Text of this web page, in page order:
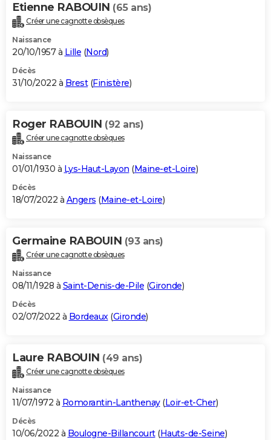
Etienne RABOUIN (65 ans)
Créer une cagnotte obsèques
Naissance
20/10/1957 à Lille (Nord)
Décès
31/10/2022 à Brest(Finistère)
Roger RABOUIN (92 ans)
Créer une cagnotte obsèques
Naissance
01/01/1930 à Lys-Haut-Layon (Maine-et-Loire)
Décès
18/07/2022 à Angers (Maine-et-Loire)
Germaine RABOUIN (93 ans)
Créer une cagnotte obsèques
Naissance
08/11/1928 à Saint-Denis-de-Pile (Gironde)
Décès
02/07/2022 à Bordeaux(Gironde)
Laure RABOUIN (49 ans)
Créer une cagnotte obsèques
Naissance
11/07/1972 à Romorantin-Lanthenay(Loir-et-Cher)
Décès
10/06/2022 à Boulogne-Billancourt(Hauts-de-Seine)